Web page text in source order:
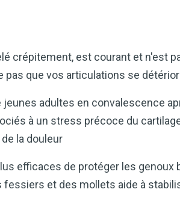
crépitement, est courant et n'est
que vos articulations se
adultes en convalescence
à un stress précoce du
la douleur
efficaces de protéger les genoux
et des mollets aide à